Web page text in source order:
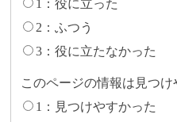
1：役に立った
2：ふつう
3：役に立たなかった
このページの情報は見つけ
1：見つけやすかった